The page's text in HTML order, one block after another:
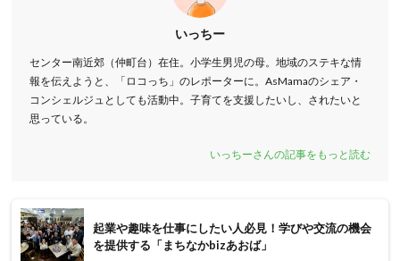
いっちー
センター南近郊（仲町台）在住。小学生男児の母。地域のステキな情
報を伝えようと、「ロコっち」のレポーターに。AsMamaのシェア・
コンシェルジュとしても活動中。子育てを支援したいし、されたいと
思っている。
いっちーさんの記事をもっと読む
起業や趣味を仕事にしたい人必見！学びや交流の機会
を提供する「まちなかbizあおば」